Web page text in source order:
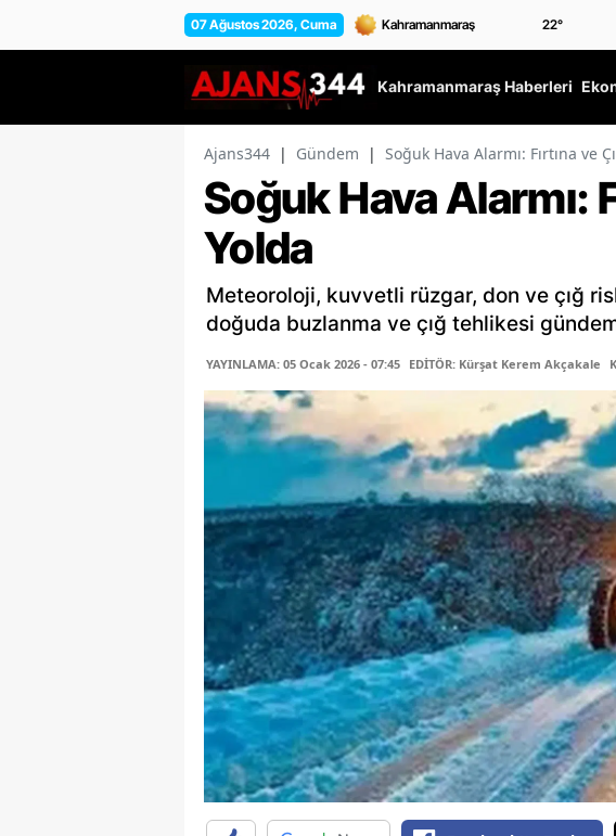
07 Ağustos 2026, Cuma 22°
Kahramanmaraş Haberleri
Ajans344 | Gündem | Soğuk Hava Alarmı: Fırtına ve
Soğuk Hava Alarmı:
Yolda
Meteoroloji, kuvvetli rüzgar, don ve çığ
doğuda buzlanma ve çığ tehlikesi
YAYINLAMA: 05 Ocak 2026 - 07:45 EDİTÖR: Kürşat Kerem Akçakale